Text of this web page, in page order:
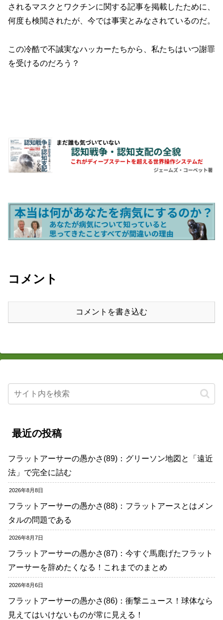
されるマスクとワクチンに関する記事を掲載したために、
何度も検閲されたが、今では事実とみなされているのだ。
この冷酷で不誠実なハッカーたちから、私たちはいつ謝罪
を受けるのだろう？
コメント
コメントを書き込む
最近の投稿
フラットアーサーの愚かさ(89)：グリーソン地図と「遠近
法」で完全に詰む
2026年8月8日
フラットアーサーの愚かさ(88)：フラットアースとはメン
タルの問題である
2026年8月7日
フラットアーサーの愚かさ(87)：今すぐ馬鹿げたフラット
アーサーを辞めたくなる！これまでのまとめ
2026年8月6日
フラットアーサーの愚かさ(86)：衝撃ニュース！球体なら
見えてはいけないものが常に見える！